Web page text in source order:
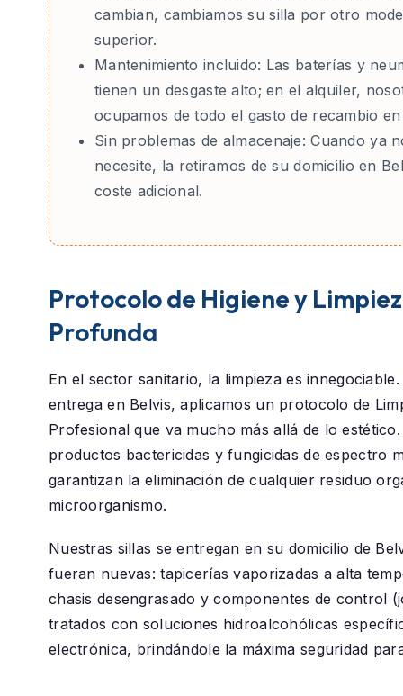
cambian, cambiamos su silla por otro
superior.
Mantenimiento incluido: Las baterías y
tienen un desgaste alto; en el alquiler,
ocupamos de todo el gasto de recambio
Sin problemas de almacenaje: Cuando ya
necesite, la retiramos de su domicilio en
coste adicional.
Protocolo de Higiene y
Profunda
En el sector sanitario, la limpieza es
entrega en Belvis, aplicamos un protocolo de
Profesional que va mucho más allá de lo
productos bactericidas y fungicidas de espectro
garantizan la eliminación de cualquier residuo
microorganismo.
Nuestras sillas se entregan en su domicilio de
fueran nuevas: tapicerías vaporizadas a alta
chasis desengrasado y componentes de control
tratados con soluciones hidroalcohólicas
electrónica, brindándole la máxima seguridad